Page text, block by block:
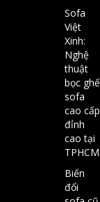
Sofa
Việt
Xinh:
Nghệ
thuật
bọc ghế
sofa
cao cấp
đỉnh
cao tại
TPHCM
Biến
đổi